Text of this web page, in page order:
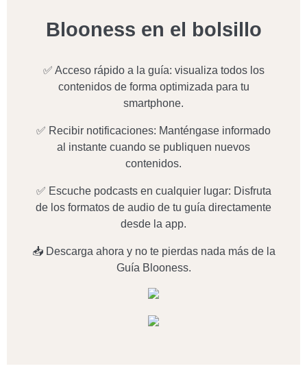
Blooness en el bolsillo
✅ Acceso rápido a la guía: visualiza todos los
contenidos de forma optimizada para tu
smartphone.
✅ Recibir notificaciones: Manténgase informado
al instante cuando se publiquen nuevos
contenidos.
✅ Escuche podcasts en cualquier lugar: Disfruta
de los formatos de audio de tu guía directamente
desde la app.
📥 Descarga ahora y no te pierdas nada más de la
Guía Blooness.